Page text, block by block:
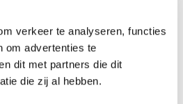
verkeer te analyseren, functies
om advertenties te
dit met partners die dit
die zij al hebben.
Holland stimuleren we
en kunde op peil te houden. Er
en trainingen aangeboden waar
Wij investeren in je ontwikkeling